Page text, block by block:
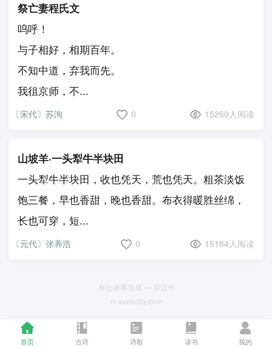
首页 古诗 诗歌 读书 我的
祭亡妻程氏文
呜呼！
与子相好，相期百年。
不知中道，弃我而先。
我徂京师，不...
〔宋代〕苏洵 0 15260人阅读
山坡羊·一头犁牛半块田
一头犁牛半块田，收也凭天，荒也凭天。粗茶淡饭
饱三餐，早也香甜，晚也香甜。布衣得暖胜丝绵，
长也可穿，短...
〔元代〕张养浩 0 15184人阅读
有志者事竟成 — 后汉书
m.xuebody.com